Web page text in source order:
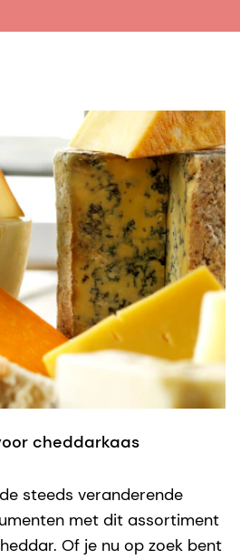
cheddarkaas
steeds veranderende
met dit assortiment
Of je nu op zoek bent